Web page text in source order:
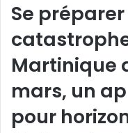
Se
Martinique
mars, un
pour